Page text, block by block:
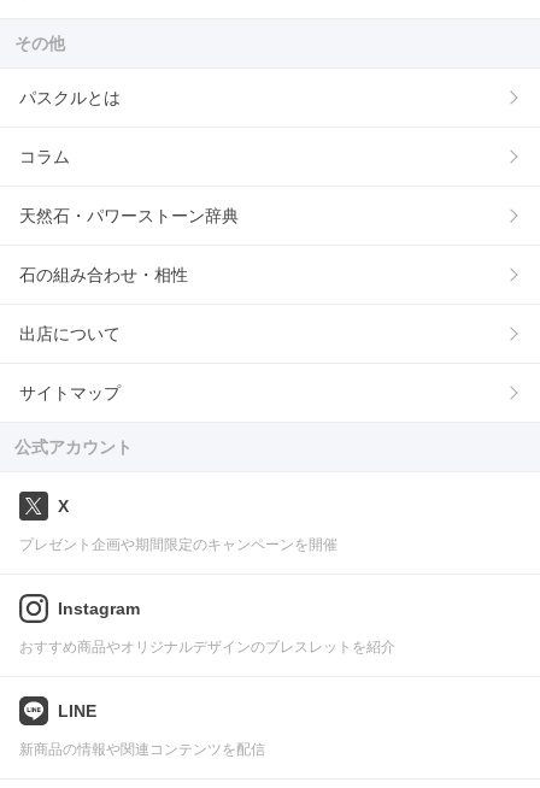
その他
パスクルとは
コラム
天然石・パワーストーン辞典
石の組み合わせ・相性
出店について
サイトマップ
公式アカウント
X
プレゼント企画や期間限定のキャンペーンを開催
Instagram
おすすめ商品やオリジナルデザインのブレスレットを紹介
LINE
新商品の情報や関連コンテンツを配信